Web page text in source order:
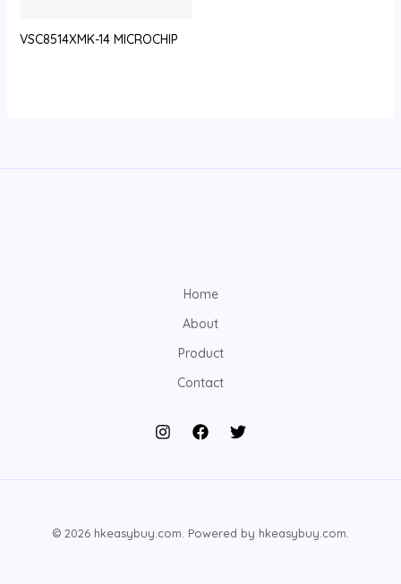
VSC8514XMK-14 MICROCHIP
Home
About
Product
Contact
© 2026 hkeasybuy.com. Powered by hkeasybuy.com.